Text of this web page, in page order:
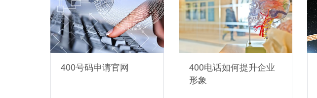
400号码申请官网
400电话如何提升企业
形象